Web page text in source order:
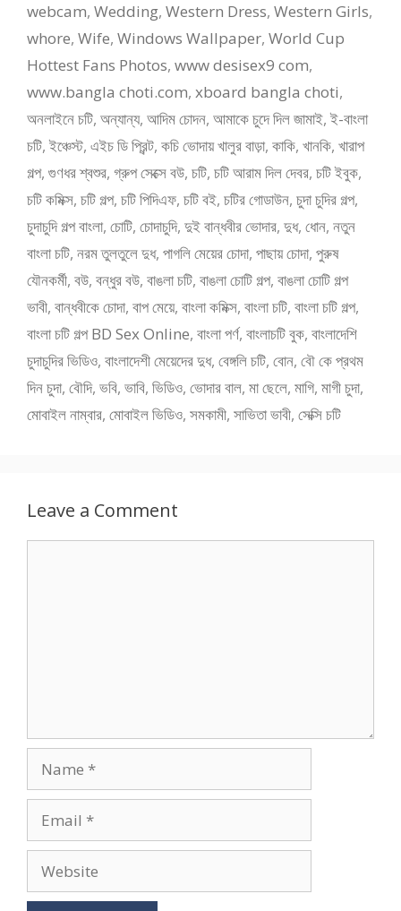
webcam, Wedding, Western Dress, Western Girls,
whore, Wife, Windows Wallpaper, World Cup
Hottest Fans Photos, www desisex9 com,
www.bangla choti.com, xboard bangla choti,
অনলাইনে চটি, অন্যান্য, আদিম চোদন, আমাকে চুদে দিল জামাই,ই-বাংলা
চটি,ইঞ্চেস্ট, এইচ ডি প্রিন্ট, কচি ভোদায় খালুর বাড়া, কাকি, খানকি, খারাপ
গল্প, গুণধর শ্বশুর, গ্রুপ সেক্সে বউ, চটি, চটি আরাম দিল দেবর, চটি ইবুক,
চটি কমিক্স, চটি গল্প, চটি পিদিএফ, চটি বই, চটির গোডাউন, চুদা চুদির গল্প,
চুদাচুদি গল্প বাংলা, চোটি, চোদাচুদি, দুই বান্ধবীর ভোদার, দুধ, ধোন, নতুন
বাংলা চটি, নরম তুলতুলে দুধ, পাগলি মেয়ের চোদা, পাছায় চোদা, পুরুষ
যৌনকর্মী, বউ, বন্ধুর বউ, বাঙলা চটি, বাঙলা চোটি গল্প, বাঙলা চোটি গল্প
ভাবী, বান্ধবীকে চোদা, বাপ মেয়ে, বাংলা কমিক্স, বাংলা চটি, বাংলা চটি গল্প,
বাংলা চটি গল্প BD Sex Online, বাংলা পর্ণ, বাংলাচটি বুক, বাংলাদেশি
চুদাচুদির ভিডিও, বাংলাদেশী মেয়েদের দুধ, বেঙ্গলি চটি, বোন, বৌ কে প্রথম
দিন চুদা, বৌদি, ভবি, ভাবি, ভিডিও, ভোদার বাল, মা ছেলে, মাগি, মাগী চুদা,
মোবাইল নাম্বার, মোবাইল ভিডিও, সমকামী, সাভিতা ভাবী, সেক্সি চটি
Leave a Comment